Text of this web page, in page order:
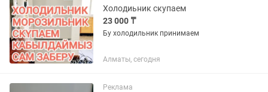
Холодиьник скупаем
23 000 ₸
Бу холодильник принимаем
Алматы, сегодня
Реклама